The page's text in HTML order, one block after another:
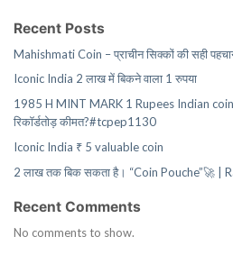
Recent Posts
Mahishmati Coin – प्राचीन सिक्कों की सही
Iconic India 2 लाख में बिकने वाला 1 रुपया
1985 H MINT MARK 1 Rupees Indian
रिकॉर्डतोड़ कीमत?#tcpep1130
Iconic India ₹ 5 valuable coin
2 लाख तक बिक सकता है। “Coin Pouche”🚀 |
Recent Comments
No comments to show.